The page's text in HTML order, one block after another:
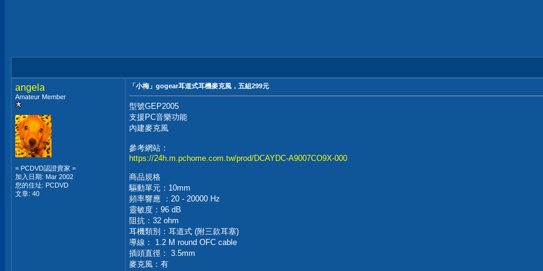
angela
Amateur Member
= PCDVD認證賣家 =
加入日期: Mar 2002
您的住址: PCDVD
文章: 40
「小梅」gogear耳道式耳機麥克風，五組299元
型號GEP2005
支援PC音樂功能
內建麥克風
參考網站：
https://24h.m.pchome.com.tw/prod/DCAYDC-A9007CO9X-000
商品規格
驅動單元：10mm
頻率響應 ：20 - 20000 Hz
靈敏度：96 dB
阻抗：32 ohm
耳機類別：耳道式 (附三款耳塞)
導線： 1.2 M round OFC cable
插頭直徑： 3.5mm
麥克風：有